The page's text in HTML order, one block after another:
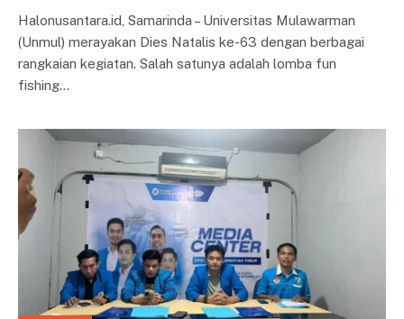
Halonusantara.id, Samarinda – Universitas Mulawarman
(Unmul) merayakan Dies Natalis ke-63 dengan berbagai
rangkaian kegiatan. Salah satunya adalah lomba fun
fishing…